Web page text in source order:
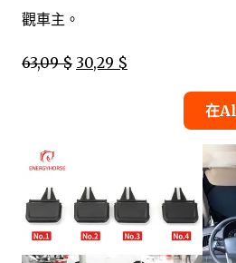
觀車主。
63,09 $ 30,29 $
在